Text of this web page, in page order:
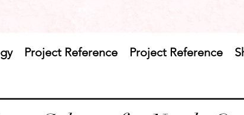
Project Reference Project Reference